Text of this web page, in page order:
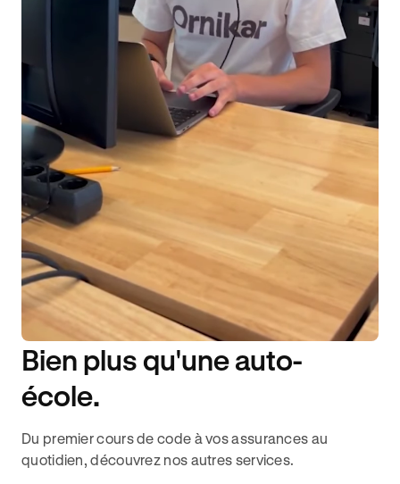
DISPONIBILITÉ 6J/7
Bien plus qu'une auto-
école.
Du premier cours de code à vos assurances au
quotidien, découvrez nos autres services.